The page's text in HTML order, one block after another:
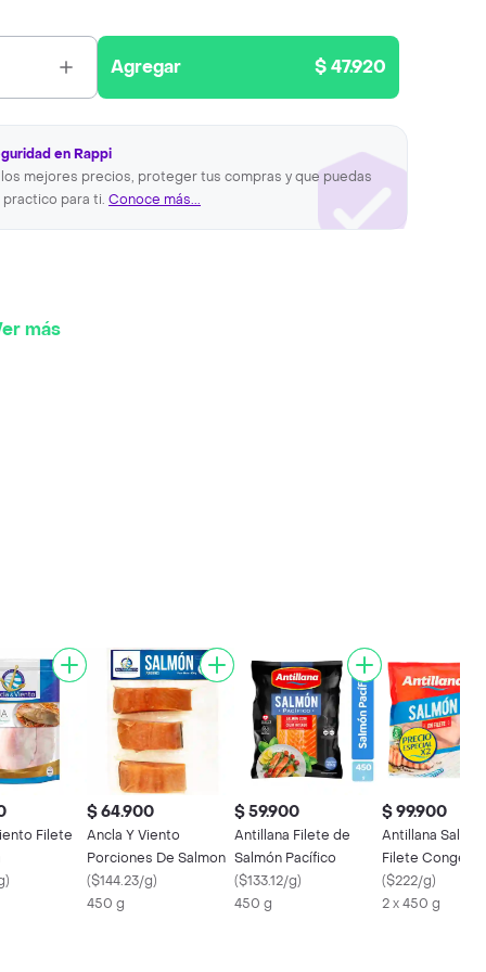
Agregar $ 47.920
en Rappi
mejores precios, proteger tus compras y que puedas
para ti. Conoce más...
más
Filete
)
$ 64.900
Ancla Y Viento
Porciones De Salmon
($144.23/g)
450 g
$ 59.900
Antillana Filete de
Salmón Pacífico
($133.12/g)
450 g
$ 99.900
Antillana
Filete
($222/g)
2 x 450 g